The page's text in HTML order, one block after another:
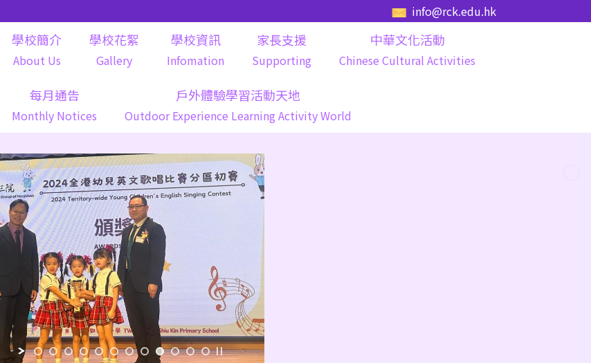
info@rck.edu.hk
學校簡介
About Us
學校花絮
Gallery
學校資訊
Infomation
家長支援
Supporting
中華文化活動
Chinese Cultural Activities
每月通告
Monthly Notices
戶外體驗學習活動天地
Outdoor Experience Learning Activity World